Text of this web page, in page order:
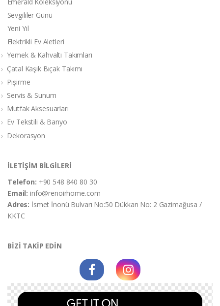
Sevgililer Günü
Yeni Yıl
Elektrikli Ev Aletleri
Yemek & Kahvaltı Takımları
Çatal Kaşık Bıçak Takımı
Pişirme
Servis & Sunum
Mutfak Aksesuarları
Ev Tekstili & Banyo
Dekorasyon
İLETİŞİM BİLGİLERİ
Telefon: +90 548 840 80 30
Email:info@renoirhome.com
Adres: İsmet İnonü Bulvarı No:50 Dükkan No: 2 Gazimağusa /
KKTC
BİZİ TAKİP EDİN